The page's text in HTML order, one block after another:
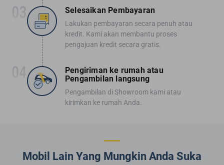
Selesaikan Pembayaran
Lakukan pembayaran secara penuh atau
kredit. Kami akan membantu proses
pengajuan kredit secara gratis.
Pengiriman ke rumah atau
Pengambilan langsung
Pengambilan di Showroom kami atau
kirimkan ke rumah Anda.
Mobil Lain Yang Mungkin Anda Suka